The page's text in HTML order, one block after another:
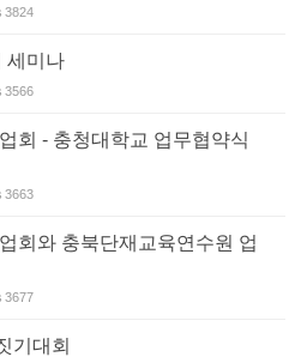
3824
세미나
3566
회 - 충청대학교 업무협약식
3663
회와 충북단재교육연수원 업
3677
기대회